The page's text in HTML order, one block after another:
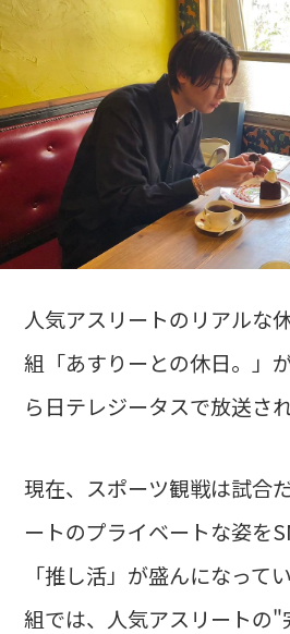
人気アスリートのリアルな
組「あすりーとの休日。」
ら日テレジータスで放送され
現在、スポーツ観戦は試合
ートのプライベートな姿を
「推し活」が盛んになって
組では、人気アスリートの